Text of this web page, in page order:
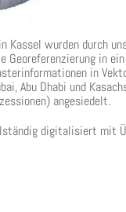
Kassel wurden durch
Georeferenzierung in
in
Abu Dhabi und
angesiedelt.
digitalisiert mit
Betreuungs- und